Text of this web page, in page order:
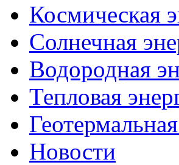
Космическая
Солнечная
Водородная
Тепловая
Новости